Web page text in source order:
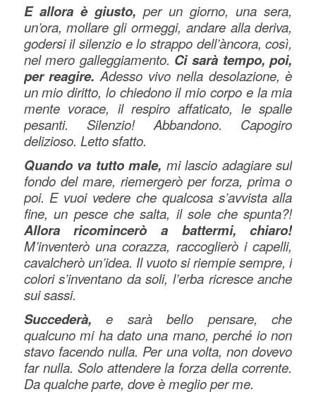
E allora è giusto, per un giorno, una sera,
un’ora, mollare gli ormeggi, andare alla deriva,
godersi il silenzio e lo strappo dell’àncora, così,
nel mero galleggiamento. Ci sarà tempo, poi,
per reagire. Adesso vivo nella desolazione, è
un mio diritto, lo chiedono il mio corpo e la mia
mente vorace, il respiro affaticato, le spalle
pesanti. Silenzio! Abbandono. Capogiro
delizioso. Letto sfatto.
Quando va tutto male, mi lascio adagiare sul
fondo del mare, riemergerò per forza, prima o
poi. E vuoi vedere che qualcosa s’avvista alla
fine, un pesce che salta, il sole che spunta?!
Allora ricomincerò a battermi, chiaro!
M’inventerò una corazza, raccoglierò i capelli,
cavalcherò un’idea. Il vuoto si riempie sempre, i
colori s’inventano da soli, l’erba ricresce anche
sui sassi.
Succederà, e sarà bello pensare, che
qualcuno mi ha dato una mano, perché io non
stavo facendo nulla. Per una volta, non dovevo
far nulla. Solo attendere la forza della corrente.
Da qualche parte, dove è meglio per me.